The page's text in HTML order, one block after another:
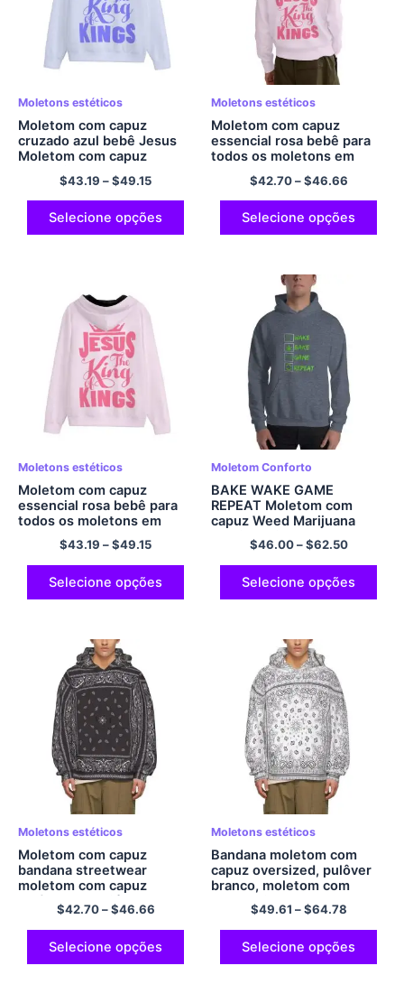
Moletons estéticos
Moletom com capuz
cruzado azul bebê Jesus
Moletom com capuz
essencial para todos os
moletons em branco
JESUS ​​THE KINGS
Moletom com capuz casual
de poliéster com zíper
$43.19 –$49.15
Selecione opções
Moletons estéticos
Moletom com capuz
essencial rosa bebê para
todos os moletons em
branco JESUS ​​OS REIS
Moletom com capuz
aconchegante conforto
poliéster pulôver moletom
com capuz streetwear
$42.70–$46.66
Selecione opções
Moletons estéticos
Moletom com capuz
essencial rosa bebê para
todos os moletons em
branco JESUS ​​OS REIS
Moletom com capuz
aconchegante conforto
poliéster com zíper
moletom com capuz
$43.19 –$49.15
Selecione opções
Moletom Conforto
BAKE WAKE GAME
REPEAT Moletom com
capuz Weed Marijuana
Multicolorido
$46.00–$62.50
Selecione opções
Moletons estéticos
Moletom com capuz
bandana streetwear
moletom com capuz
pulôver de poliéster para
homens e mulheres
$42.70–$46.66
Selecione opções
Moletons estéticos
Bandana moletom com
capuz oversized, pulôver
branco, moletom com
capuz, hip hop, tamanho
ue, confortável, lã,
poliéster
$49.61 –$64.78
Selecione opções